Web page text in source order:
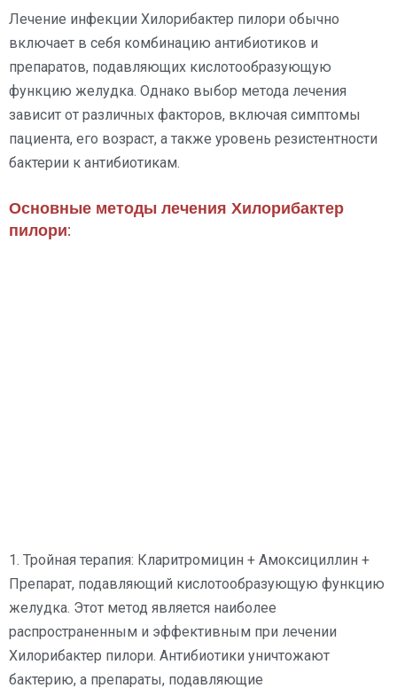
Лечение инфекции Хилорибактер пилори обычно
включает в себя комбинацию антибиотиков и
препаратов, подавляющих кислотообразующую
функцию желудка. Однако выбор метода лечения
зависит от различных факторов, включая симптомы
пациента, его возраст, а также уровень резистентности
бактерии к антибиотикам.
Основные методы лечения Хилорибактер
пилори:
1. Тройная терапия: Кларитромицин + Амоксициллин +
Препарат, подавляющий кислотообразующую функцию
желудка. Этот метод является наиболее
распространенным и эффективным при лечении
Хилорибактер пилори. Антибиотики уничтожают
бактерию, а препараты, подавляющие